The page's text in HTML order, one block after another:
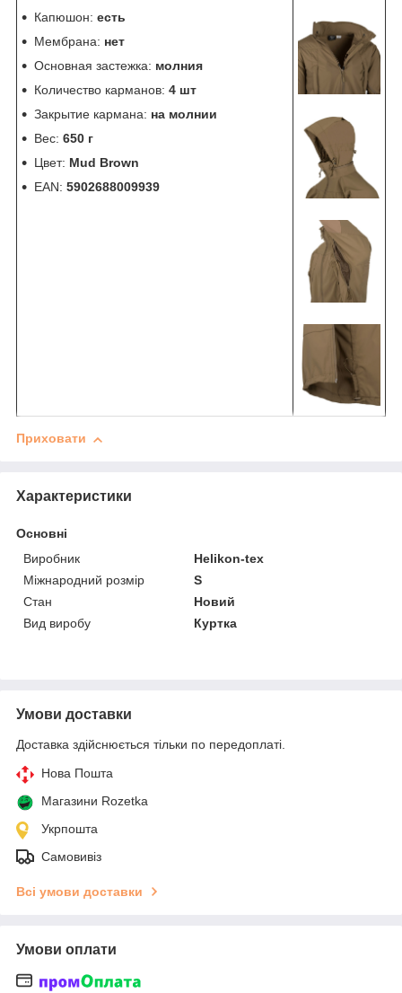
Капюшон: есть
Мембрана: нет
Основная застежка: молния
Количество карманов: 4 шт
Закрытие кармана: на молнии
Вес: 650 г
Цвет: Mud Brown
EAN: 5902688009939
Приховати
Характеристики
Основні
Виробник
Helikon-tex
Міжнародний розмір
S
Стан
Новий
Вид виробу
Куртка
Умови доставки
Доставка здійснюється тільки по передоплаті.
Нова Пошта
Магазини Rozetka
Укрпошта
Самовивіз
Всі умови доставки
Умови оплати